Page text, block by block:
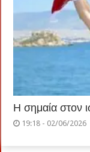
Η σημαία στον
19:18 - 02/06/2026